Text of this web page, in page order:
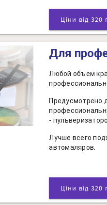
Ціни від
Для
Любой объем
Предусмотрено
-
Лучше всего
автомаляров.
Ціни від